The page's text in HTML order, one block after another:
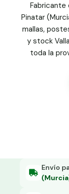
Malla
Panel
Poste
Poste
Grapa
Tensor
Fabricante
Pinatar
mallas,
y stock
toda la
Envío